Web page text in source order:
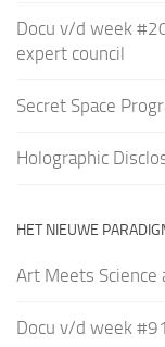
Docu v/d week
expert council
Secret Space
Holographic
HET NIEUWE
Art Meets Science
Docu v/d week